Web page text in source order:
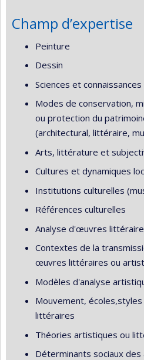
Champ d’expertise
Peinture
Dessin
Sciences et connaissances
Modes de conservation,
ou protection du
(architectural, littéraire,
Arts, littérature et
Cultures et dynamiques
Institutions culturelles
Références culturelles
Analyse d'œuvres
Contextes de la
œuvres littéraires ou
Modèles d'analyse
Mouvement,
littéraires
Théories artistiques ou
Déterminants sociaux